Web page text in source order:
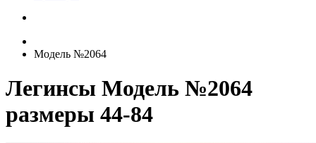
Модель №2064
Легинсы Модель №2064
размеры 44-84